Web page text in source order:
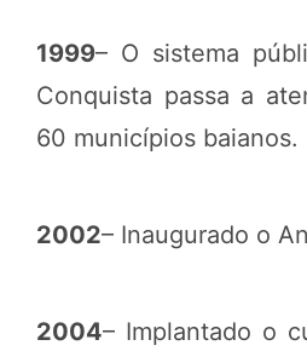
1999– O sistema
Conquista passa a
60 municípios baianos.
2002– Inaugurado o
2004– Implantado o